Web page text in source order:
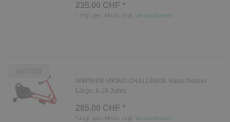
235.00 CHF *
zzgl. ges. MwSt. zzgl. Versandkosten
WINTHER VIKING CHALLENGE Hand-Twister
Large, 6-10 Jahre
285.00 CHF *
zzgl. ges. MwSt. zzgl. Versandkosten